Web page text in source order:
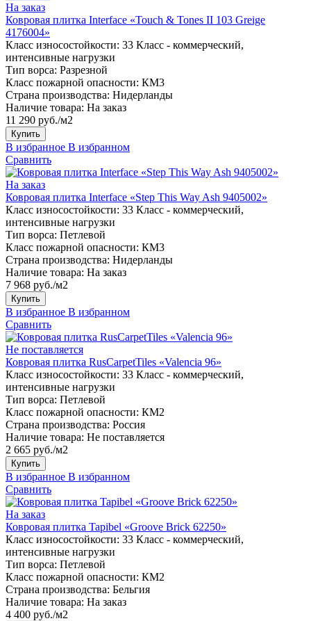
На заказ
Ковровая плитка Interface «Touch & Tones II 103 Greige
4176004»
Класс износостойкости: 33 Класс - коммерческий,
интенсивные нагрузки
Тип ворса: Разрезной
Класс пожарной опасности: КМ3
Страна производства: Нидерланды
Наличие товара: На заказ
11 290 руб./м2
Купить
В избранное В избранном
Сравнить
На заказ
Ковровая плитка Interface «Step This Way Ash 9405002»
Класс износостойкости: 33 Класс - коммерческий,
интенсивные нагрузки
Тип ворса: Петлевой
Класс пожарной опасности: КМ3
Страна производства: Нидерланды
Наличие товара: На заказ
7 968 руб./м2
Купить
В избранное В избранном
Сравнить
Не поставляется
Ковровая плитка RusCarpetTiles «Valencia 96»
Класс износостойкости: 33 Класс - коммерческий,
интенсивные нагрузки
Тип ворса: Петлевой
Класс пожарной опасности: КМ2
Страна производства: Россия
Наличие товара: Не поставляется
2 665 руб./м2
Купить
В избранное В избранном
Сравнить
На заказ
Ковровая плитка Tapibel «Groove Brick 62250»
Класс износостойкости: 33 Класс - коммерческий,
интенсивные нагрузки
Тип ворса: Петлевой
Класс пожарной опасности: КМ2
Страна производства: Бельгия
Наличие товара: На заказ
4 400 руб./м2